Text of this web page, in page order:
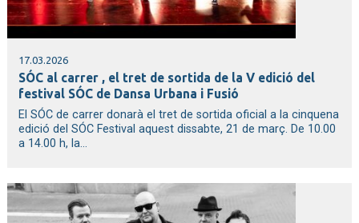
17.03.2026
SÓC al carrer , el tret de sortida de la V edició del
festival SÓC de Dansa Urbana i Fusió
El SÓC de carrer donarà el tret de sortida oficial a la cinquena
edició del SÓC Festival aquest dissabte, 21 de març. De 10.00
a 14.00 h, la...